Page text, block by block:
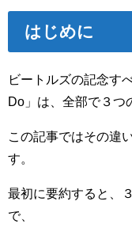
はじめに
ビートルズの記念す
Do」は、全部で３つ
この記事ではその違
す。
最初に要約すると、
で、